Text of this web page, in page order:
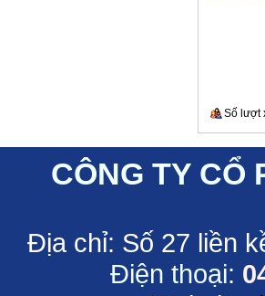
Số lượt
CÔNG TY CỔ
Địa chỉ: Số 27 liền
Điện thoại: